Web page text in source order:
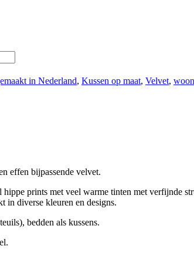
in Nederland, Kussen op maat, Velvet,
effen bijpassende velvet.
prints met veel warme tinten met verfijnde
in diverse kleuren en designs.
bedden als kussens.